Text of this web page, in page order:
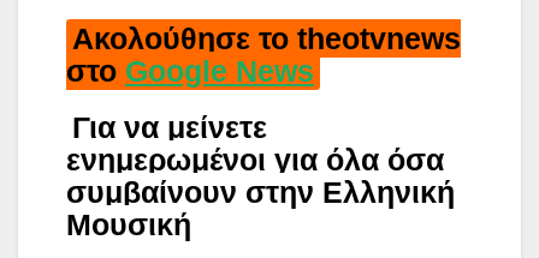
Ακολούθησε το theotvnews
στο Google News
Για να μείνετε
ενημερωμένοι για όλα όσα
συμβαίνουν στην Ελληνική
Μουσική